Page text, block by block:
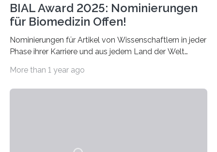
BIAL Award 2025: Nominierungen
für Biomedizin Offen!
Nominierungen für Artikel von Wissenschaftlern in jeder
Phase ihrer Karriere und aus jedem Land der Welt
Leben gerufen, um die bemerkenswertesten
More than 1 year ago